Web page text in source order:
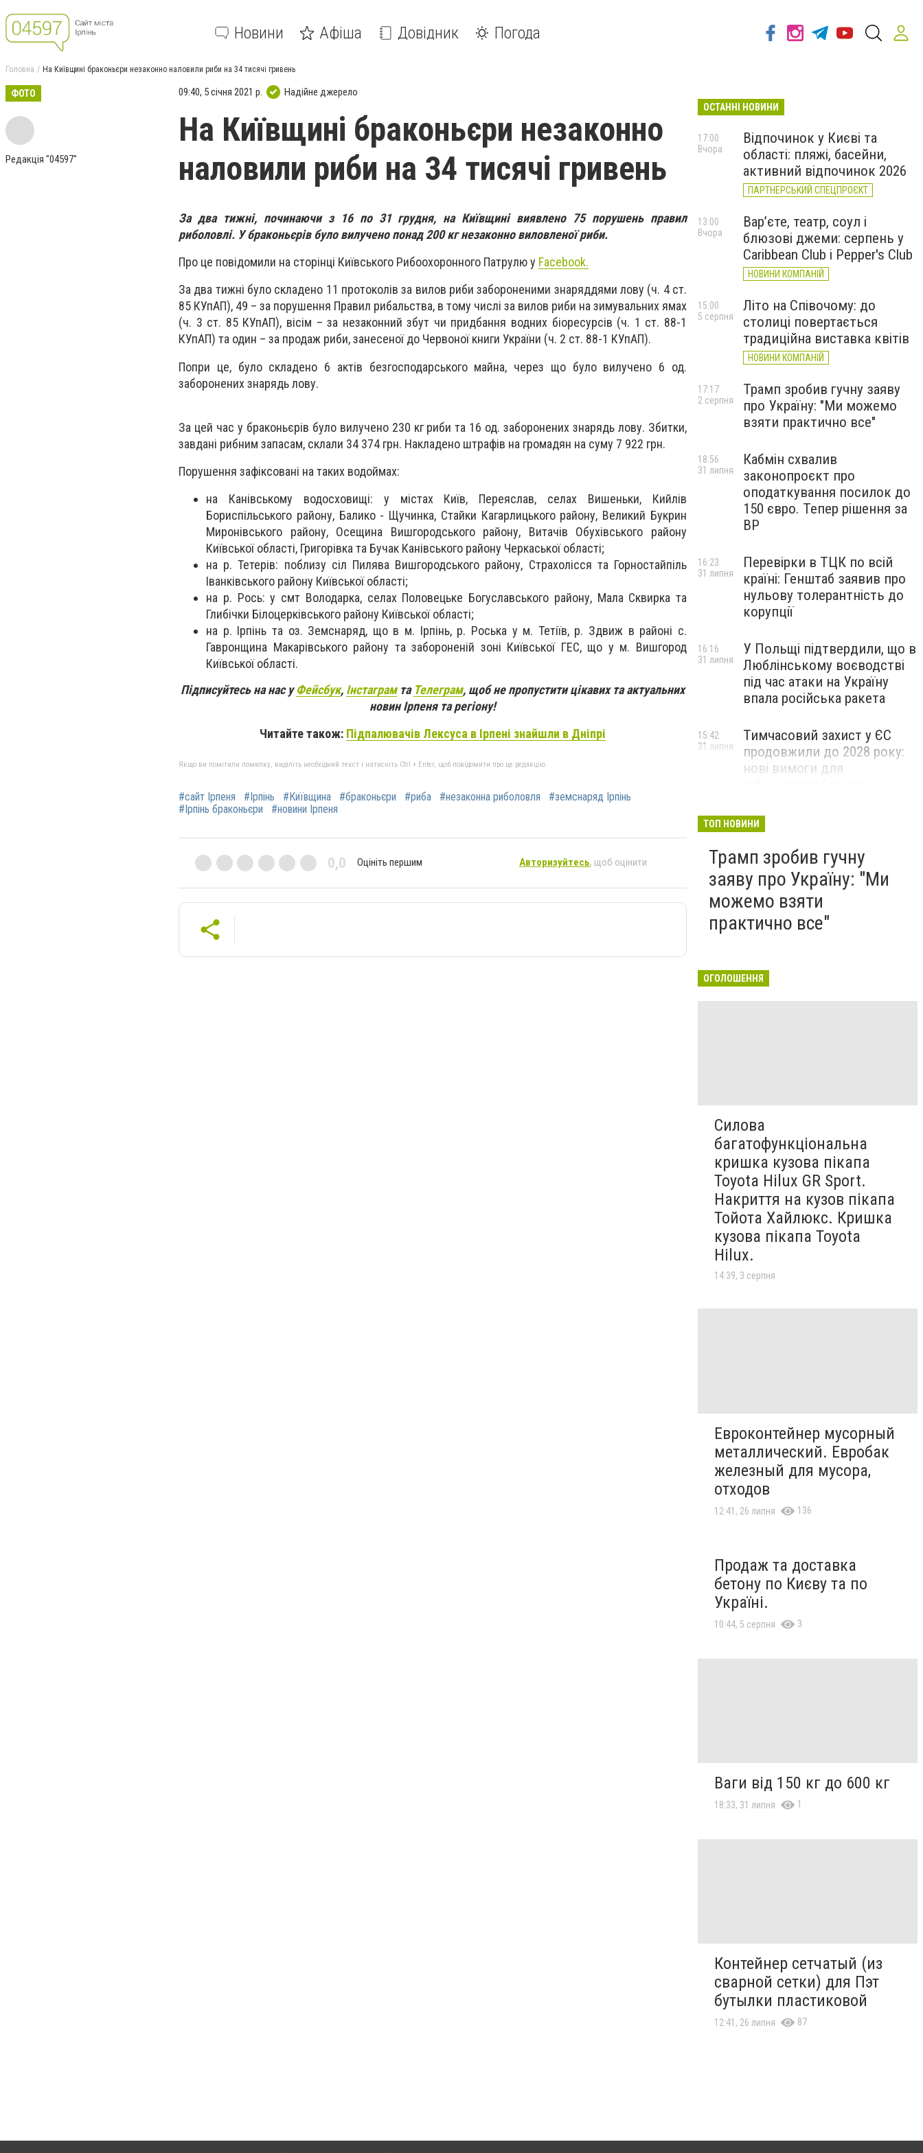
Новини Афіша Довідник Погода
Головна На Київщині браконьєри незаконно наловили риби на 34 тисячі гривень
ФОТО
Редакція "04597"
09:40, 5 січня 2021 р. Надійне джерело
На Київщині браконьєри незаконно
наловили риби на 34 тисячі гривень
За два тижні, починаючи з 16 по 31 грудня, на Київщині виявлено 75 порушень правил
риболовлі. У браконьєрів було вилучено понад 200 кг незаконно виловленої риби.
Про це повідомили на сторінці Київського Рибоохоронного Патрулю у Faсebook.
За два тижні було складено 11 протоколів за вилов риби забороненими знаряддями лову (ч. 4 ст.
85 КУпАП), 49 – за порушення Правил рибальства, в тому числі за вилов риби на зимувальних ямах
(ч. 3 ст. 85 КУпАП), вісім – за незаконний збут чи придбання водних біоресурсів (ч. 1 ст. 88-1
КУпАП) та один – за продаж риби, занесеної до Червоної книги України (ч. 2 ст. 88-1 КУпАП).
Попри це, було складено 6 актів безгосподарського майна, через що було вилучено 6 од.
заборонених знарядь лову.
За цей час у браконьєрів було вилучено 230 кг риби та 16 од. заборонених знарядь лову. Збитки,
завдані рибним запасам, склали 34 374 грн. Накладено штрафів на громадян на суму 7 922 грн.
Порушення зафіксовані на таких водоймах:
на Канівському водосховищі: у містах Київ, Переяслав, селах Вишеньки, Кийлів
Бориспільського району, Балико - Щучинка, Стайки Кагарлицького району, Великий Букрин
Миронівського району, Осещина Вишгородського району, Витачів Обухівського району
Київської області, Григорівка та Бучак Канівського району Черкаської області;
на р. Тетерів: поблизу сіл Пилява Вишгородського району, Страхолісся та Горностайпіль
Іванківського району Київської області;
на р. Рось: у смт Володарка, селах Половецьке Богуславського району, Мала Сквирка та
Глибічки Білоцерківського району Київської області;
на р. Ірпінь та оз. Земснаряд, що в м. Ірпінь, р. Роська у м. Тетіїв, р. Здвиж в районi c.
Гавронщина Макарівського району та забороненій зоні Київської ГЕС, що у м. Вишгород
Київської області.
Підписуйтесь на нас уФейсбук, Інстаграмта Телеграм, щоб не пропустити цікавих та актуальних
новин Ірпеня та регіону!
Читайте також: Підпалювачів Лексуса в Ірпені знайшли в Дніпрі
Якщо ви помітили помилку, виділіть необхідний текст і натисніть Ctrl + Enter, щоб повідомити про це редакцію
#сайт Ірпеня #Ірпінь #Київщина #браконьєри #риба #незаконна риболовля
#земснаряд Ірпінь
#Ірпінь браконьєри
#новини Ірпеня
0,0 Оцініть першим Авторизуйтесь, щоб оцінити
ОСТАННІ НОВИНИ
Відпочинок у Києві та
області: пляжі, басейни,
активний відпочинок 2026
ПАРТНЕРСЬКИЙ СПЕЦПРОЄКТ
17:00
Вчора
Вар’єте, театр, соул і
блюзові джеми: серпень у
Caribbean Club і Pepper's Club
НОВИНИ КОМПАНІЙ
13:00
Вчора
Літо на Співочому: до
столиці повертається
традиційна виставка квітів
НОВИНИ КОМПАНІЙ
15:00
5 серпня
Трамп зробив гучну заяву
про Україну: "Ми можемо
взяти практично все"
17:17
2 серпня
Кабмін схвалив
законопроєкт про
оподаткування посилок до
150 євро. Тепер рішення за
ВР
18:56
31 липня
Перевірки в ТЦК по всій
країні: Генштаб заявив про
нульову толерантність до
корупції
16:23
31 липня
У Польщі підтвердили, що в
Люблінському воєводстві
під час атаки на Україну
впала російська ракета
16:16
31 липня
Тимчасовий захист у ЄС
продовжили до 2028 року:
нові вимоги для
15:42
31 липня
ТОП НОВИНИ
Трамп зробив гучну
заяву про Україну: "Ми
можемо взяти
практично все"
ОГОЛОШЕННЯ
Силова
багатофункціональна
кришка кузова пікапа
Toyota Hilux GR Sport.
Накриття на кузов пікапа
Тойота Хайлюкс. Кришка
кузова пікапа Toyota
Hilux.
14:39, 3 серпня
Евроконтейнер мусорный
металлический. Евробак
железный для мусора,
отходов
12:41, 26 липня 136
Продаж та доставка
бетону по Києву та по
Україні.
10:44, 5 серпня 3
Ваги від 150 кг до 600 кг
18:33, 31 липня 1
Контейнер сетчатый (из
сварной сетки) для Пэт
бутылки пластиковой
12:41, 26 липня 87